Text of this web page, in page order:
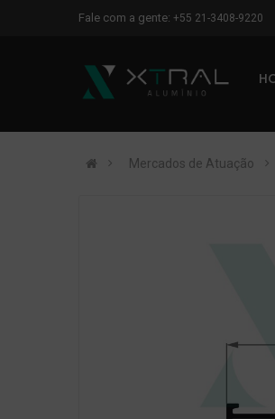
Fale com a gente: +55 21-3408-9220
Mercados de Atuação